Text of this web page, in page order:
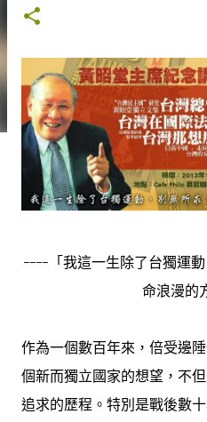
----「我這一生除了台獨運
命浪漫的
作為一個數百年來，倍受邊
個新而獨立國家的想望，不
追求的歷程。特別是戰後數